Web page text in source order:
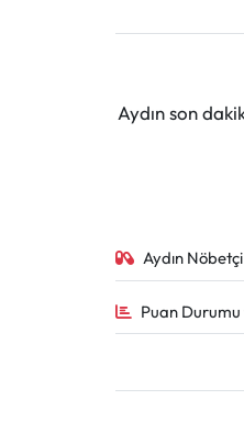
Aydın son
Aydın
Puan